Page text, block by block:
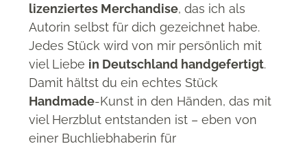
lizenziertes Merchandise, das ich als
Autorin selbst für dich gezeichnet habe.
Jedes Stück wird von mir persönlich mit
viel Liebe in Deutschland handgefertigt.
Damit hältst du ein echtes Stück
Handmade-Kunst in den Händen, das mit
viel Herzblut entstanden ist – eben von
einer Buchliebhaberin für